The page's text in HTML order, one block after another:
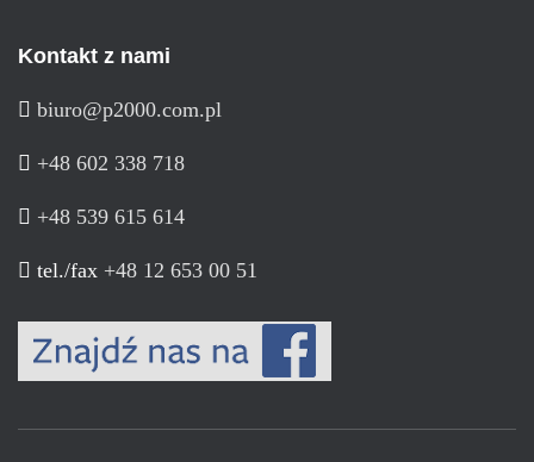
Kontakt z nami
biuro@p2000.com.pl
+48 602 338 718
+48 539 615 614
tel./fax +48 12 653 00 51